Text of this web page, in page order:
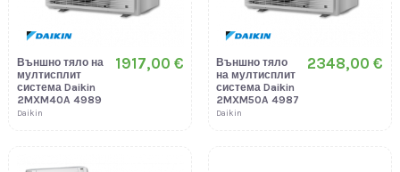
Външно тяло на
мултисплит
система Daikin
2MXM40A 4989
Daikin
1917,00 €
Външно тяло
на мултисплит
система Daikin
2MXM50A 4987
Daikin
2348,00 €